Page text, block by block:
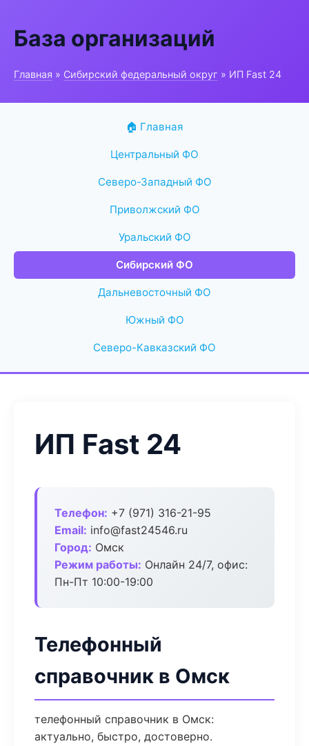
База организаций
Главная » Сибирский федеральный округ » ИП Fast 24
🏠 Главная
Центральный ФО
Северо-Западный ФО
Приволжский ФО
Уральский ФО
Сибирский ФО
Дальневосточный ФО
Южный ФО
Северо-Кавказский ФО
ИП Fast 24
Телефон: +7 (971) 316-21-95
Email: info@fast24546.ru
Город: Омск
Режим работы: Онлайн 24/7, офис:
Пн-Пт 10:00-19:00
Телефонный
справочник в Омск
телефонный справочник в Омск:
актуально, быстро, достоверно.